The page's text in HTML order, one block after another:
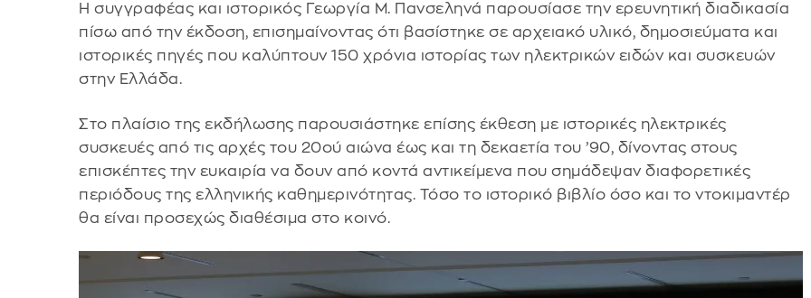
Η συγγραφέας και ιστορικός Γεωργία Μ. Πανσεληνά παρουσίασε την ερευνητική διαδικασία
πίσω από την έκδοση, επισημαίνοντας ότι βασίστηκε σε αρχειακό υλικό, δημοσιεύματα και
ιστορικές πηγές που καλύπτουν 150 χρόνια ιστορίας των ηλεκτρικών ειδών και συσκευών
στην Ελλάδα.
Στο πλαίσιο της εκδήλωσης παρουσιάστηκε επίσης έκθεση με ιστορικές ηλεκτρικές
συσκευές από τις αρχές του 20ού αιώνα έως και τη δεκαετία του ’90, δίνοντας στους
επισκέπτες την ευκαιρία να δουν από κοντά αντικείμενα που σημάδεψαν διαφορετικές
περιόδους της ελληνικής καθημερινότητας. Τόσο το ιστορικό βιβλίο όσο και το ντοκιμαντέρ
θα είναι προσεχώς διαθέσιμα στο κοινό.